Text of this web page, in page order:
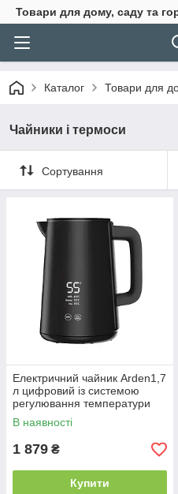
Товари для дому, саду та
Каталог Товари для
Чайники і термоси
Сортування
Електричний чайник Arden1,7
л цифровий із системою
регулювання температури
В наявності
1 879 ₴
Купити